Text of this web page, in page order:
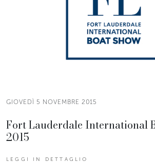
GIOVEDÌ 5 NOVEMBRE 2015
Fort Lauderdale International
2015
LEGGI IN DETTAGLIO